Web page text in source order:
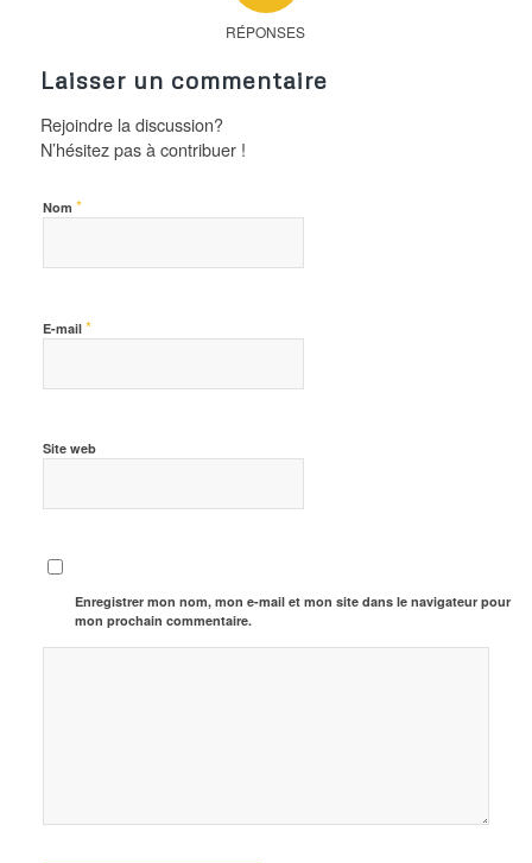
RÉPONSES
Laisser un commentaire
Rejoindre la discussion?
N’hésitez pas à contribuer !
Nom *
E-mail *
Site web
Enregistrer mon nom, mon e-mail et mon site dans le navigateur pour
mon prochain commentaire.